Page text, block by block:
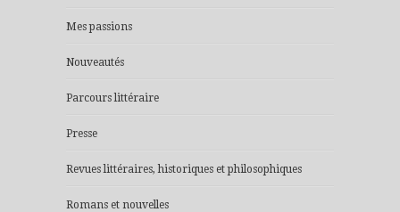
Mes passions
Nouveautés
Parcours littéraire
Presse
Revues littéraires, historiques et philosophiques
Romans et nouvelles